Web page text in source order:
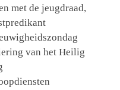
met de jeugdraad,
het Heilig